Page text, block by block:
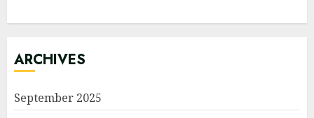
ARCHIVES
September 2025